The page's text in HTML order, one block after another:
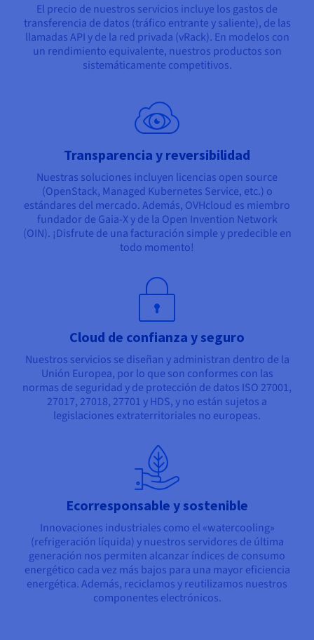
El precio de nuestros servicios incluye los gastos de
transferencia de datos (tráfico entrante y saliente), de las
llamadas API y de la red privada (vRack). En modelos con
un rendimiento equivalente, nuestros productos son
sistemáticamente competitivos.
Transparencia y reversibilidad
Nuestras soluciones incluyen licencias open source
(OpenStack, Managed Kubernetes Service, etc.) o
estándares del mercado. Además, OVHcloud es miembro
fundador de Gaia-X y de la Open Invention Network
(OIN). ¡Disfrute de una facturación simple y predecible en
todo momento!
Cloud de confianza y seguro
Nuestros servicios se diseñan y administran dentro de la
Unión Europea, por lo que son conformes con las
normas de seguridad y de protección de datos ISO 27001,
27017, 27018, 27701 y HDS, y no están sujetos a
legislaciones extraterritoriales no europeas.
Ecorresponsable y sostenible
Innovaciones industriales como el «watercooling»
(refrigeración líquida) y nuestros servidores de última
generación nos permiten alcanzar índices de consumo
energético cada vez más bajos para una mayor eficiencia
energética. Además, reciclamos y reutilizamos nuestros
componentes electrónicos.